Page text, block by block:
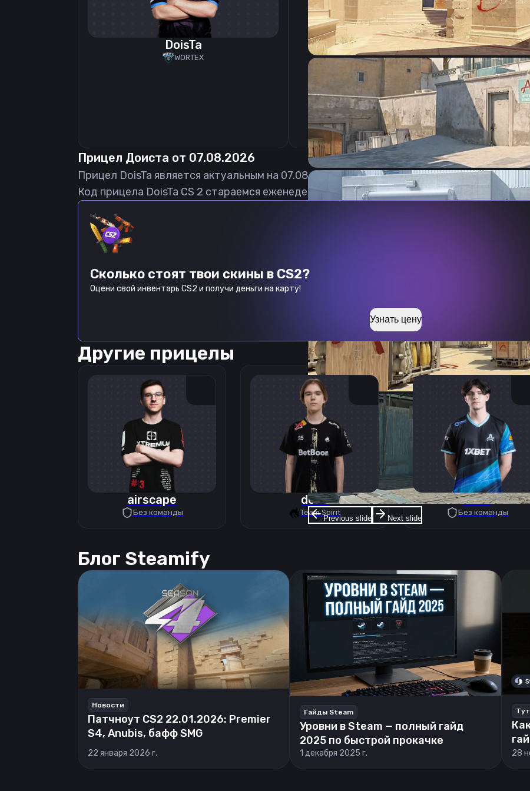
DoisTa
WORTEX
Previous slide Next slide
CSGO-8AM7d-NAODA-EcswS-P34AD-cvLDR
Прицел Доиста от 07.08.2026
Прицел DoisTa является актуальным на 07.08.2026
Код прицела DoisTa CS 2 стараемся еженедельно обновлять, чтобы вы могли играть с
Сколько стоят твои скины в CS2?
Оцени свой инвентарь CS2 и получи деньги на карту!
Узнать цену
Другие прицелы
airscape
Без команды
donk
Team Spirit
deko
Без команды
Блог Steamify
Новости
Патчноут CS2 22.01.2026: Premier
S4, Anubis, бафф SMG
22 января 2026 г.
Гайды Steam
Уровни в Steam — полный гайд
2025 по быстрой прокачке
1 декабря 2025 г. 28